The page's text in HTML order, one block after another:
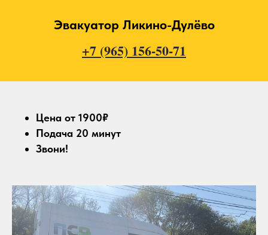
Эвакуатор Ликино-Дулёво
+7 (965) 156-50-71
Цена от 1900₽
Подача 20 минут
Звони!